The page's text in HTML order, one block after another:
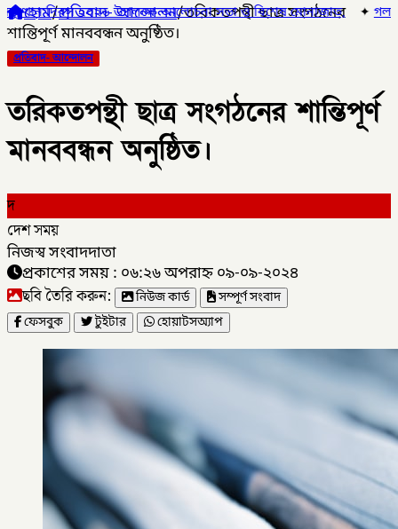
উপলক্ষে আলোচনা সভা ও বিশেষ মোনাজাত,✦গলাচিপায় ১০ পিস
হোম/প্রতিবাদ- আন্দোলন/তরিকতপন্থী ছাত্র সংগঠনের
শান্তিপূর্ণ মানববন্ধন অনুষ্ঠিত।
প্রতিবাদ- আন্দোলন
তরিকতপন্থী ছাত্র সংগঠনের শান্তিপূর্ণ
মানববন্ধন অনুষ্ঠিত।
দ
দেশ সময়
নিজস্ব সংবাদদাতা
প্রকাশের সময় : ০৬:২৬ অপরাহ্ন ০৯-০৯-২০২৪
ছবি তৈরি করুন: নিউজ কার্ড
সম্পূর্ণ সংবাদ
ফেসবুক
টুইটার হোয়াটসঅ্যাপ